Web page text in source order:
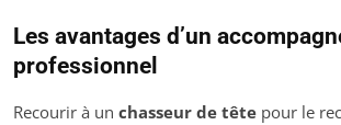
Les avantages d’un
professionnel
Recourir à un chasseur de tête pour le